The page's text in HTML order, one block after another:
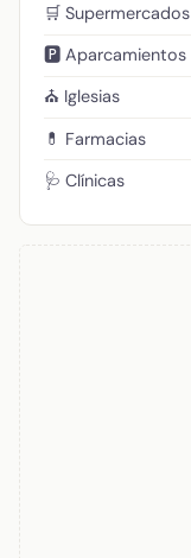
🛒 Supermercados
🅿️ Aparcamientos
⛪ Iglesias
💊 Farmacias
🩺 Clínicas